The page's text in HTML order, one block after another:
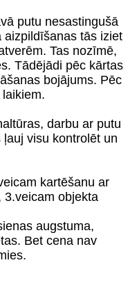
putu nesastingušā
aizpildīšanas tās iziet
Tas nozīmē,
Tādējādi pēc kārtas
bojājums. Pēc
darbu ar putu
visu kontrolēt un
kartēšanu ar
3.veicam objekta
augstuma,
Bet cena nav